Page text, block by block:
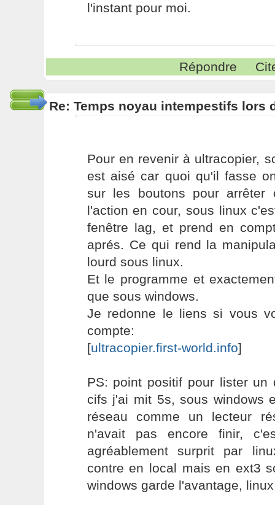
l'instant pour moi.
Répondre
Re: Temps noyau intempestifs lors
Pour en revenir à ultracopier,
est aisé car quoi qu'il fasse
sur les boutons pour arrêter
l'action en cour, sous linux
fenêtre lag, et prend en
aprés. Ce qui rend la
lourd sous linux.
Et le programme et
que sous windows.
Je redonne le liens si vous
compte:
[ultracopier.first-world.info]
PS: point positif pour lister un
cifs j'ai mit 5s, sous windows
réseau comme un lecteur
n'avait pas encore finir,
agréablement surprit par
contre en local mais en ext3
windows garde l'avantage,